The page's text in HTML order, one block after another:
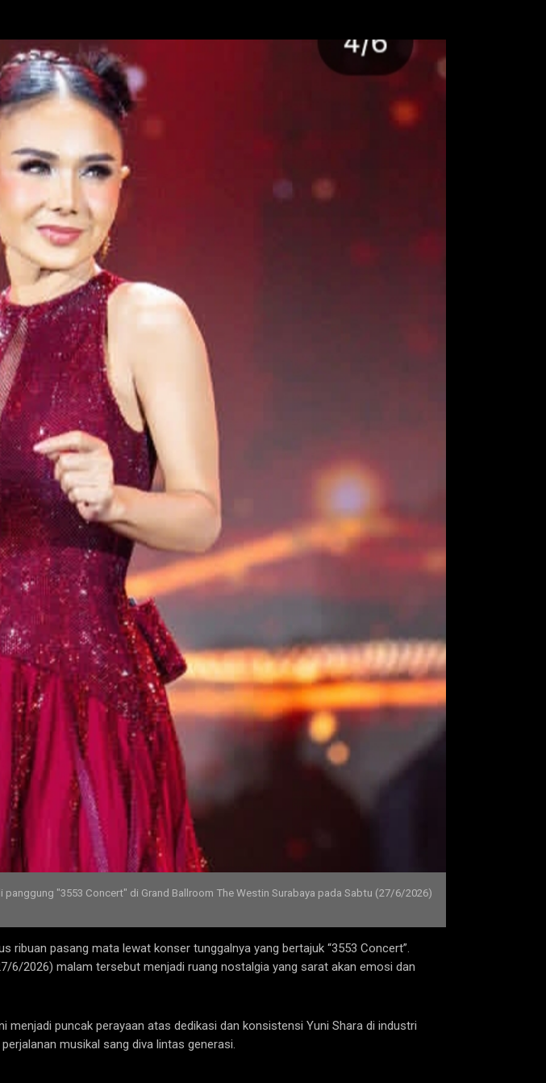
"3553 Concert" di Grand Ballroom The Westin Surabaya pada Sabtu (27/6/2026)
ribuan pasang mata lewat konser tunggalnya yang bertajuk “3553 Concert”.
6/2026) malam tersebut menjadi ruang nostalgia yang sarat akan emosi dan
menjadi puncak perayaan atas dedikasi dan konsistensi Yuni Shara di industri
musikal sang diva lintas generasi.